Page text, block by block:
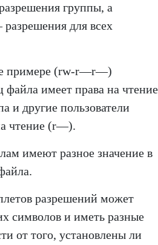
группы, а
для всех
примере (rw-r—r—)
файла имеет права на чтение
и другие пользователи
чтение (r—).
имеют разное значение в
разрешений может
символов и иметь разные
от того, установлены ли